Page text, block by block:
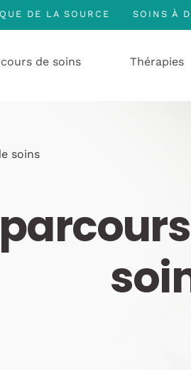
DE LA SOURCE SOINS À
de soins Thérapies
soins